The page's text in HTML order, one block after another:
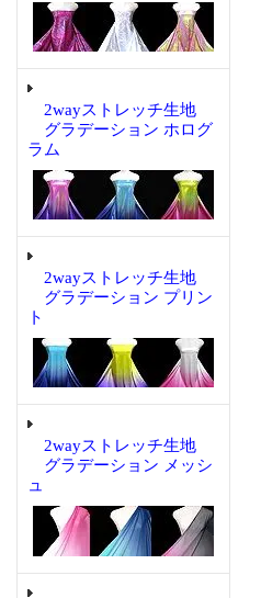
2wayストレッチ生地
グラデーション ホログ
ラム
2wayストレッチ生地
グラデーション プリン
ト
2wayストレッチ生地
グラデーション メッシ
ュ